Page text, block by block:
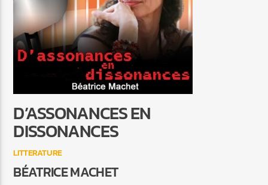
C'EST A QUI LE TOUR
MYLENE FARMER
Agora Côte d’Azur
Agora Menton/Monaco
D’ASSONANCES EN
DISSONANCES
LITTERATURE
BÉATRICE MACHET